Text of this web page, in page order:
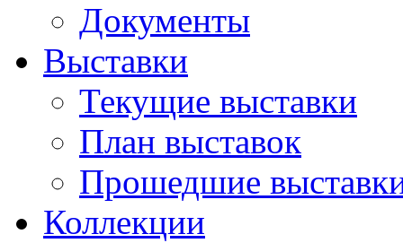
Документы
Выставки
Текущие выставки
План выставок
Прошедшие
Коллекции